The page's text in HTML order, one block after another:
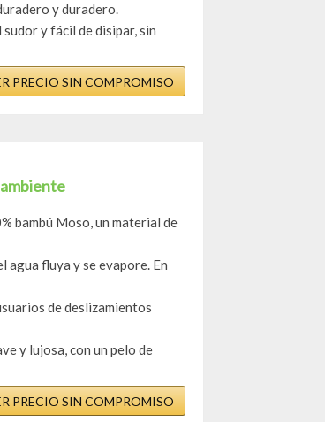
y duradero.
y fácil de disipar, sin
PRECIO SIN COMPROMISO
bambú Moso, un material de
agua fluya y se evapore. En
de deslizamientos
y lujosa, con un pelo de
PRECIO SIN COMPROMISO